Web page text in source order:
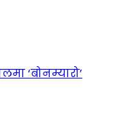
‘बोनम्यारो’